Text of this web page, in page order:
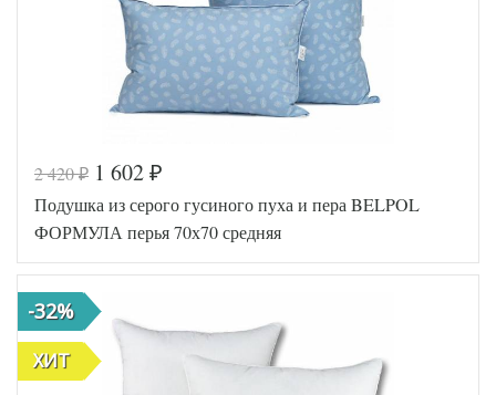
Производитель АльВиТек
(Россия)
Код товара
361-800
Артикул
AL4607048
003381
Плотность
Средняя
Размер
подушки
50х68
Наполнитель
шерсть
Ткань
Тик
Производитель
2 420₽ 1 602 ₽
Подушка из серого гусиного пуха и пера BELPOL
ФОРМУЛА перья 70х70 средняя
-32%
ХИТ